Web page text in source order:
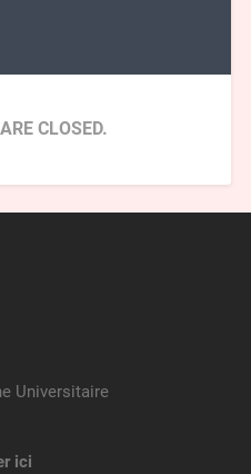
CLOSED.
Universitaire
ici